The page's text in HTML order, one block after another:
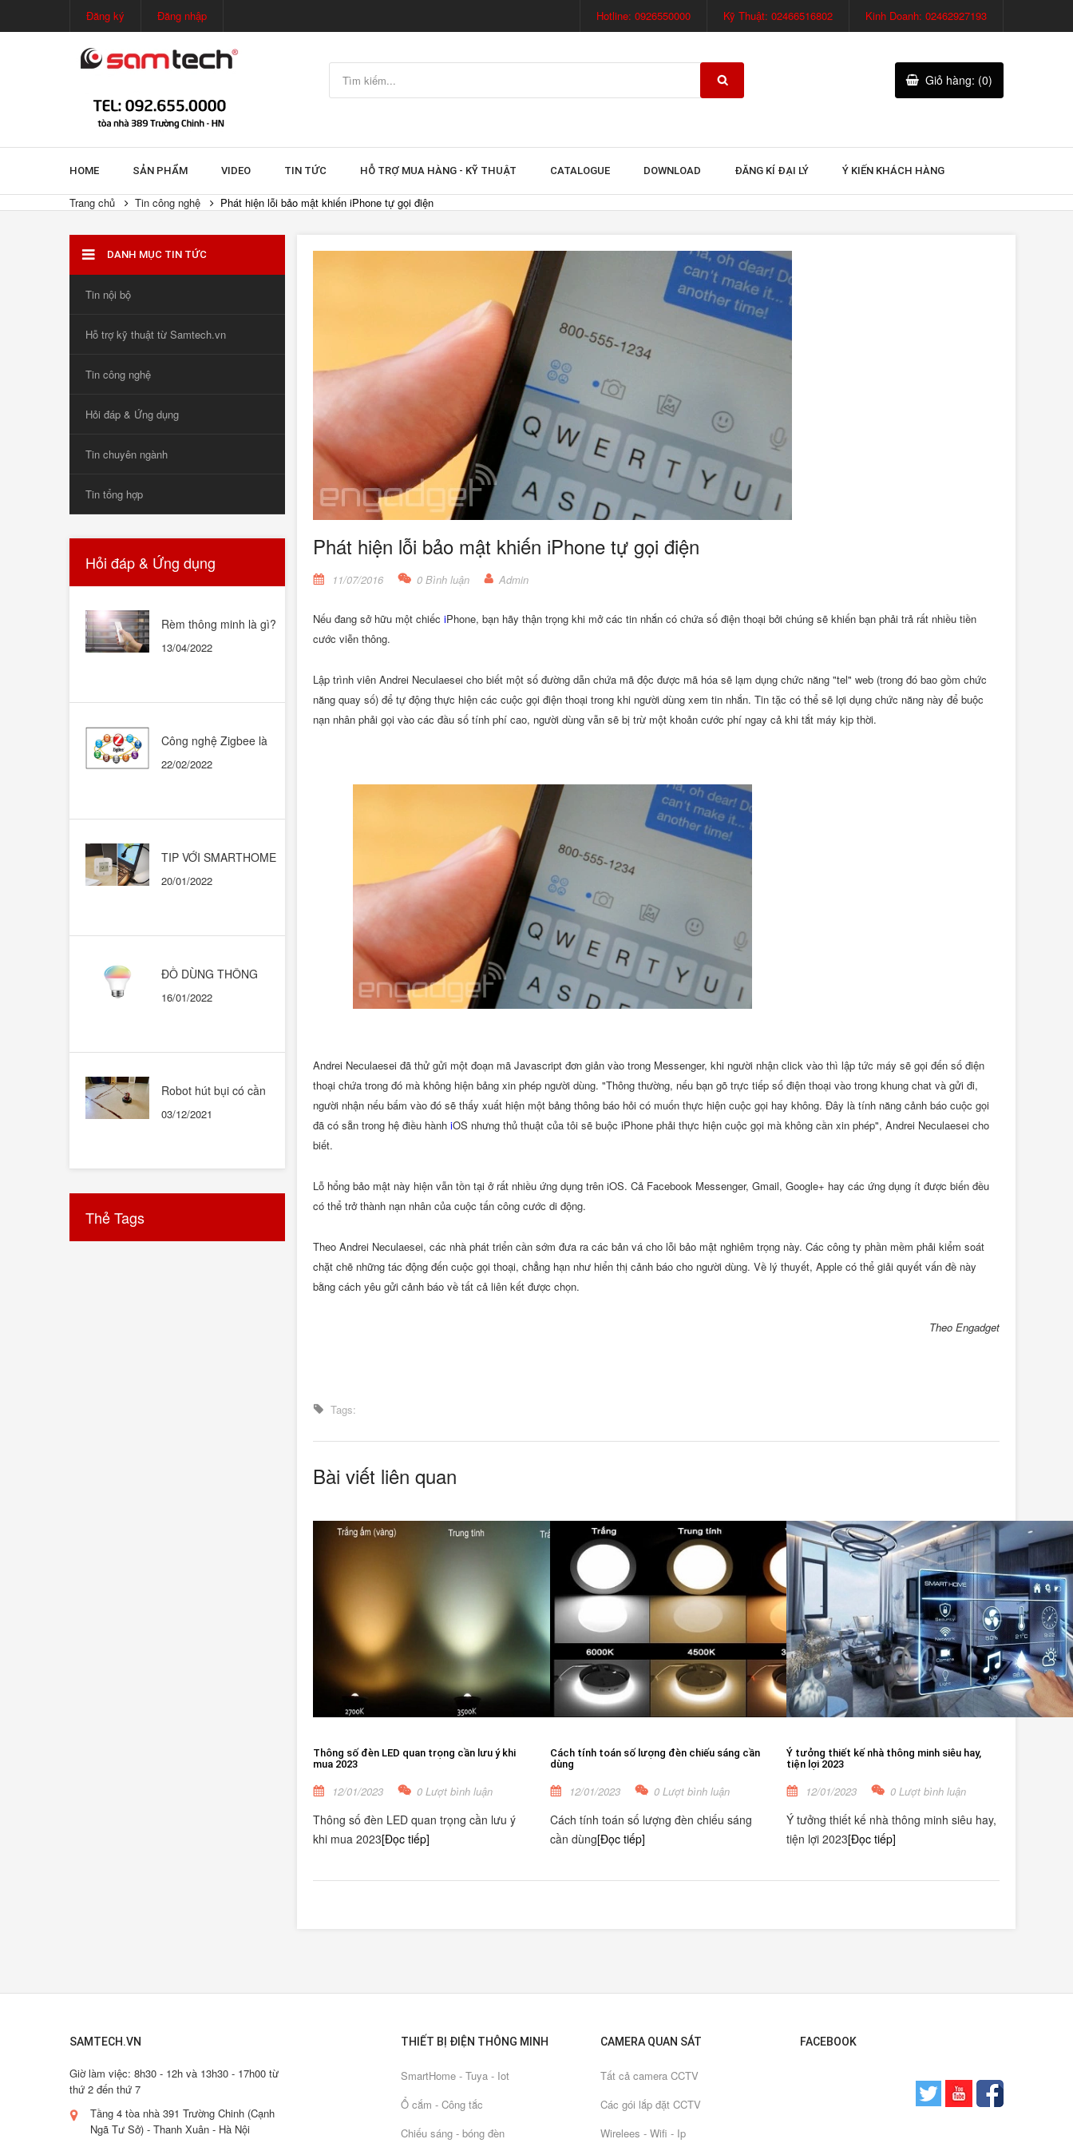
Đăng ký Đăng nhập Hotline: 0926550000 Kỹ Thuật: 02466516802 Kinh Doanh: 02462927193
Giỏ hàng: (0)
HOME SẢN PHẨM VIDEO TIN TỨC HỖ TRỢ MUA HÀNG - KỸ THUẬT CATALOGUE DOWNLOAD ĐĂNG KÍ ĐẠI LÝ Ý KIẾN KHÁCH HÀNG
Trang chủ Tin công nghệ Phát hiện lỗi bảo mật khiến iPhone tự gọi điện
DANH MỤC TIN TỨC
Tin nội bộ
Hỗ trợ kỹ thuật từ Samtech.vn
Tin công nghệ
Hỏi đáp & Ứng dụng
Tin chuyên ngành
Tin tổng hợp
Hỏi đáp & Ứng dụng
Rèm thông minh là gì?
không? Có nên mua
13/04/2022
Công nghệ Zigbee là
những ngôi nhà thông
22/02/2022
TIP VỚI SMARTHOME
GOOGLE HOME
20/01/2022
ĐỒ DÙNG THÔNG
DÙNG CÁI NÀO?
16/01/2022
Robot hút bụi có cần
03/12/2021
Thẻ Tags
Phát hiện lỗi bảo mật khiến iPhone tự gọi điện
11/07/2016 0 Bình luận Admin
Nếu đang sở hữu một chiếc iPhone, bạn hãy thận trọng khi mở các tin nhắn có chứa số điện thoại bởi chúng sẽ khiến bạn phải trả rất nhiều tiền
cước viễn thông.
Lập trình viên Andrei Neculaesei cho biết một số đường dẫn chứa mã độc được mã hóa sẽ lạm dụng chức năng "tel" web (trong đó bao gồm chức
năng quay số) để tự động thực hiện các cuộc gọi điện thoại trong khi người dùng xem tin nhắn. Tin tặc có thể sẽ lợi dụng chức năng này để buộc
nạn nhân phải gọi vào các đầu số tính phí cao, người dùng vẫn sẽ bị trừ một khoản cước phí ngay cả khi tắt máy kịp thời.
Andrei Neculaesei đã thử gửi một đoạn mã Javascript đơn giản vào trong Messenger, khi người nhận click vào thì lập tức máy sẽ gọi đến số điện
thoại chứa trong đó mà không hiện bảng xin phép người dùng. "Thông thường, nếu bạn gõ trực tiếp số điện thoại vào trong khung chat và gửi đi,
người nhận nếu bấm vào đó sẽ thấy xuất hiện một bảng thông báo hỏi có muốn thực hiện cuộc gọi hay không. Đây là tính năng cảnh báo cuộc gọi
đã có sẵn trong hệ điều hành iOS nhưng thủ thuật của tôi sẽ buộc iPhone phải thực hiện cuộc gọi mà không cần xin phép", Andrei Neculaesei cho
biết.
Lỗ hổng bảo mật này hiện vẫn tồn tại ở rất nhiều ứng dụng trên iOS. Cả Facebook Messenger, Gmail, Google+ hay các ứng dụng ít được biến đều
có thể trở thành nạn nhân của cuộc tấn công cước di động.
Theo Andrei Neculaesei, các nhà phát triển cần sớm đưa ra các bản vá cho lỗi bảo mật nghiêm trọng này. Các công ty phần mềm phải kiểm soát
chặt chẽ những tác động đến cuộc gọi thoại, chẳng hạn như hiển thị cảnh báo cho người dùng. Về lý thuyết, Apple có thể giải quyết vấn đề này
bằng cách yêu gửi cảnh báo về tất cả liên kết được chọn.
Theo Engadget
Tags:
Bài viết liên quan
Thông số đèn LED quan trọng cần lưu ý khi
mua 2023
12/01/2023 0 Lượt bình luận
Thông số đèn LED quan trọng cần lưu ý
khi mua 2023[Đọc tiếp]
Cách tính toán số lượng đèn chiếu sáng cần
dùng
12/01/2023 0 Lượt bình luận
Cách tính toán số lượng đèn chiếu sáng
cần dùng[Đọc tiếp]
Ý tưởng thiết kế nhà thông minh siêu hay,
tiện lợi 2023
12/01/2023 0 Lượt bình luận
Ý tưởng thiết kế nhà thông minh siêu hay,
tiện lợi 2023[Đọc tiếp]
SAMTECH.VN
Giờ làm việc: 8h30 - 12h và 13h30 - 17h00 từ
thứ 2 đến thứ 7
Tầng 4 tòa nhà 391 Trường Chinh (Cạnh
Ngã Tư Sở) - Thanh Xuân - Hà Nội
THIẾT BỊ ĐIỆN THÔNG MINH
SmartHome - Tuya - Iot
Ổ cắm - Công tắc
Chiếu sáng - bóng đèn
CAMERA QUAN SÁT
Tất cả camera CCTV
Các gói lắp đặt CCTV
Wirelees - Wifi - Ip
FACEBOOK